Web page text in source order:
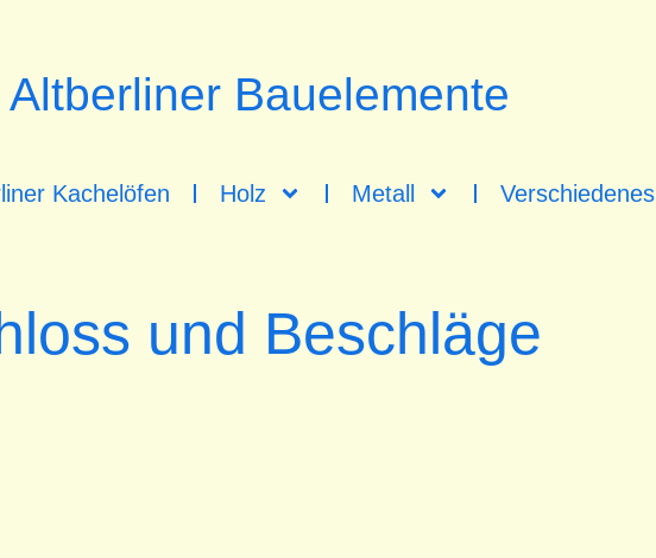
Altberliner Bauelemente
Kachelöfen Holz Metall Verschiedenes
und Beschläge